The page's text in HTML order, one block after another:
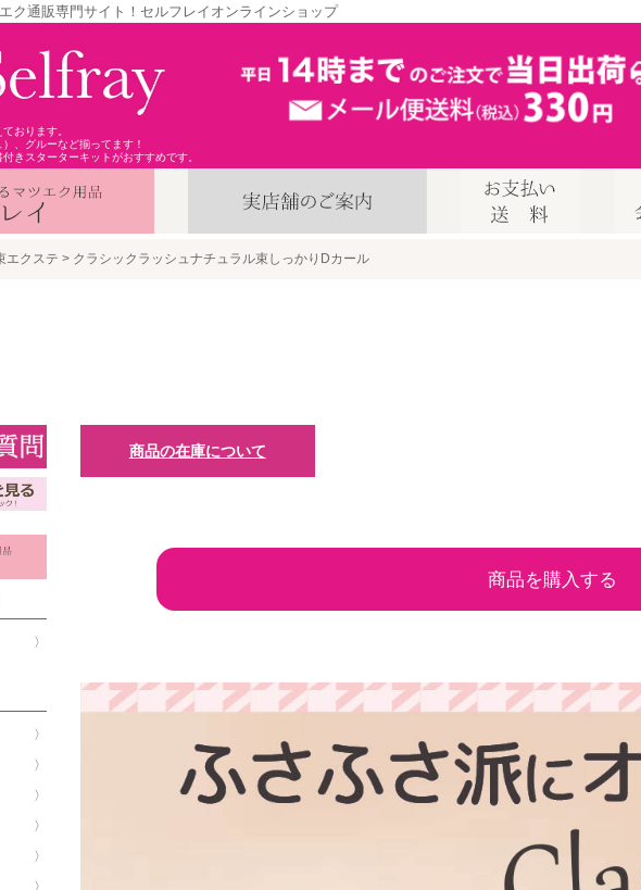
ク通販専門サイト！セルフレイオンラインショップ
おります。
、グルーなど揃ってます！
きスターターキットがおすすめです。
エクステ クラシックラッシュナチュラル束しっかりDカール
商品の在庫について
商品を購入する